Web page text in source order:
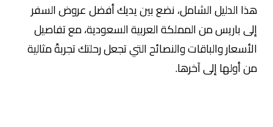
هذا الدليل الشامل، نضع بين يديك أفضل عروض السفر
إلى باريس من المملكة العربية السعودية، مع تفاصيل
الأسعار والباقات والنصائح التي تجعل رحلتك تجربةً مثالية
من أولها إلى آخرها.